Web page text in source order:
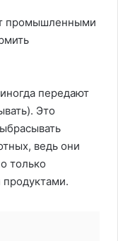
промышленными
передают
Это
ведь они
только